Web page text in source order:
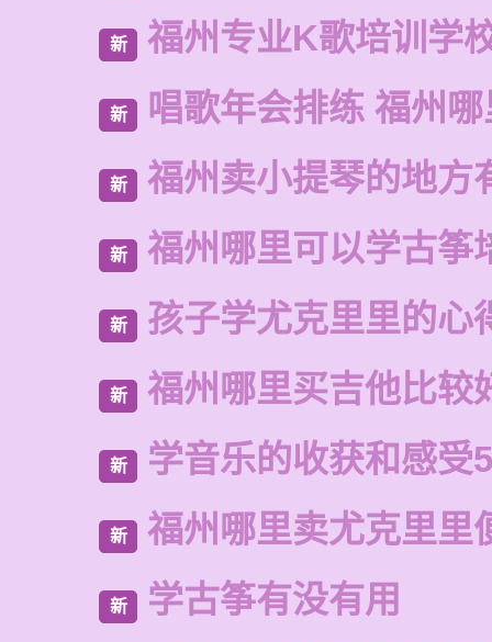
新 福州专业K歌培训学
新 唱歌年会排练 福州
新 福州卖小提琴的地方
新 福州哪里可以学古筝
新 孩子学尤克里里的心
新 福州哪里买吉他比较
新 学音乐的收获和感受
新 福州哪里卖尤克里里
新 学古筝有没有用